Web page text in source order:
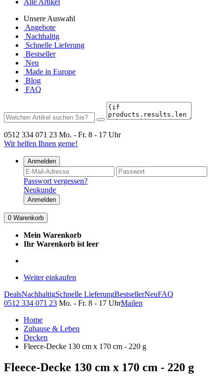
Alle Artikel
Unsere Auswahl
Angebote
Nachhaltig
Schnelle Lieferung
Bestseller
Neu
Made in Europe
Blog
FAQ
0512 334 071 23 Mo. - Fr. 8 - 17 Uhr
Wir helfen Ihnen gerne!
Anmelden
Passwort vergessen?
Neukunde
Anmelden
0 Warenkorb
Mein Warenkorb
Ihr Warenkorb ist leer
Weiter einkaufen
DealsNachhaltigSchnelle LieferungBestsellerNeuFAQ
0512 334 071 23 Mo. - Fr. 8 - 17 UhrMailen
Home
Zuhause & Leben
Decken
Fleece-Decke 130 cm x 170 cm - 220 g
Fleece-Decke 130 cm x 170 cm - 220 g